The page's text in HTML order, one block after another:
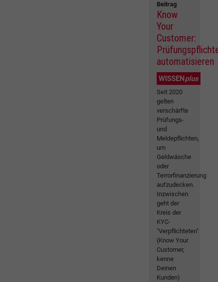
Beitrag
Know
Your
Customer:
automatisieren
WISSENplus
Seit 2020
gelten
verschärfte
Prüfungs-
und
Meldepflichten,
um
Geldwäsche
oder
Terrorfinanzierung
aufzudecken.
Inzwischen
geht der
Kreis der
KYC-
"Verpflichteten"
(Know Your
Customer,
kenne
Deinen
Kunden)